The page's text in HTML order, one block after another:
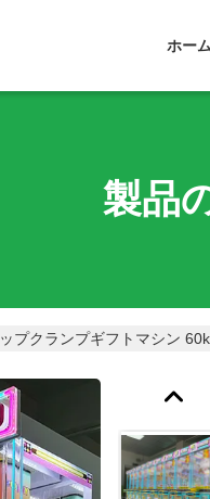
ホーム
製品
プクランプギフトマシン